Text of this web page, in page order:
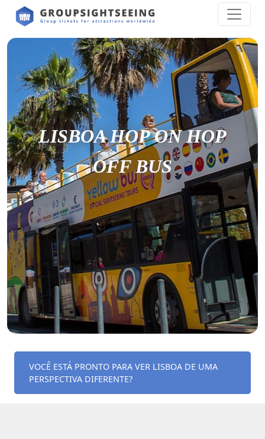
LISBOA HOP ON HOP
OFF BUS
VOCÊ ESTÁ PRONTO PARA VER LISBOA DE UMA
PERSPECTIVA DIFERENTE?